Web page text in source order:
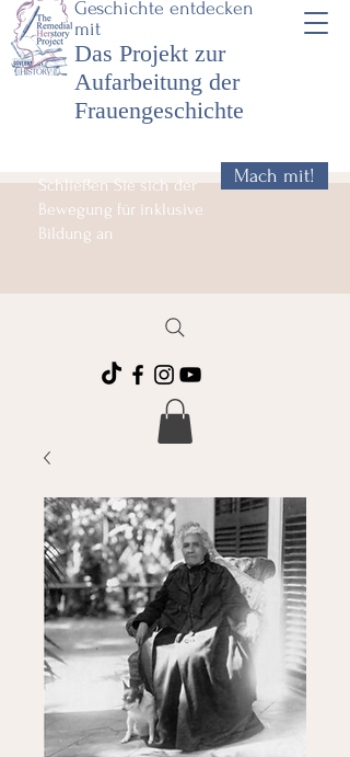
Geschichte entdecken
mit
Das Projekt zur
Aufarbeitung der
Frauengeschichte
Schließen Sie sich der
Bewegung für inklusive
Bildung an
Mach mit!